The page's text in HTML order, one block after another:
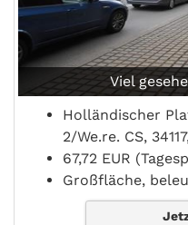
Viel
Holländischer
2/We.re. CS,
67,72 EUR
Großfläche,